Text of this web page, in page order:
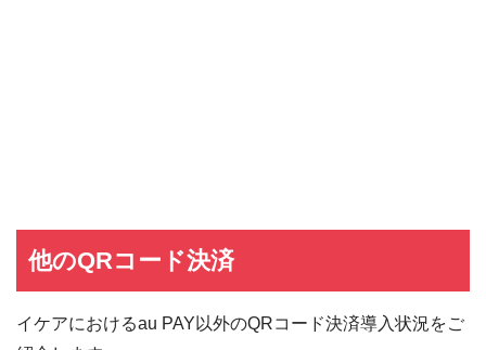
他のQRコード決済
イケアにおけるau PAY以外のQRコード決済導入状況をご